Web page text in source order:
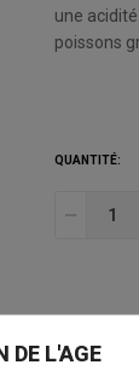
DE L'AGE
une
poissons
QUANTITÉ: